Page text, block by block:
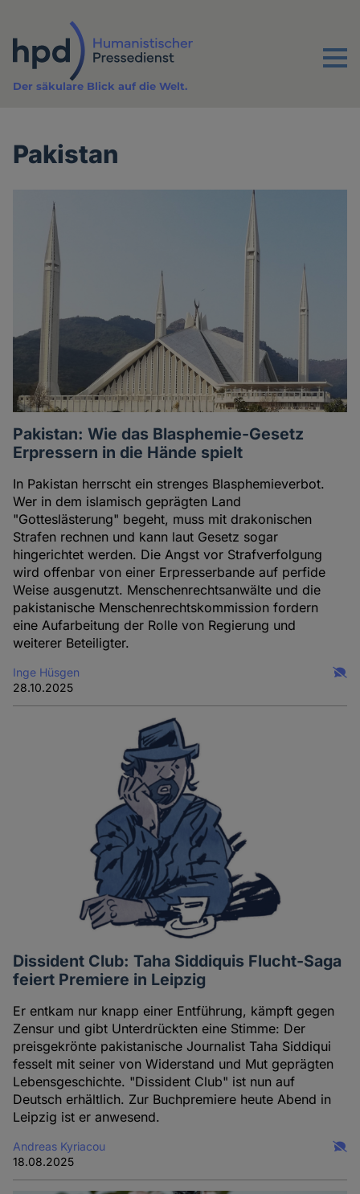
Inhalt
Menu
Der säkulare Blick auf die Welt.
Pakistan
Pakistan: Wie das Blasphemie-Gesetz
Erpressern in die Hände spielt
In Pakistan herrscht ein strenges Blasphemieverbot.
Wer in dem islamisch geprägten Land
"Gotteslästerung" begeht, muss mit drakonischen
Strafen rechnen und kann laut Gesetz sogar
hingerichtet werden. Die Angst vor Strafverfolgung
wird offenbar von einer Erpresserbande auf perfide
Weise ausgenutzt. Menschenrechtsanwälte und die
pakistanische Menschenrechtskommission fordern
eine Aufarbeitung der Rolle von Regierung und
weiterer Beteiligter.
Inge Hüsgen
28.10.2025
Dissident Club: Taha Siddiquis Flucht-Saga
feiert Premiere in Leipzig
Er entkam nur knapp einer Entführung, kämpft gegen
Zensur und gibt Unterdrückten eine Stimme: Der
preisgekrönte pakistanische Journalist Taha Siddiqui
fesselt mit seiner von Widerstand und Mut geprägten
Lebensgeschichte. "Dissident Club" ist nun auf
Deutsch erhältlich. Zur Buchpremiere heute Abend in
Leipzig ist er anwesend.
Andreas Kyriacou
18.08.2025